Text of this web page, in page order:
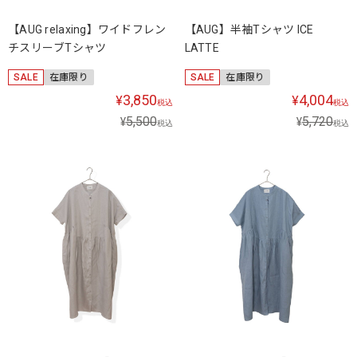
【AUG relaxing】ワイドフレン
チスリーブTシャツ
SALE 在庫限り
¥3,850税込
¥5,500税込
【AUG】半袖Tシャツ ICE
LATTE
SALE 在庫限り
¥4,004税込
¥5,720税込